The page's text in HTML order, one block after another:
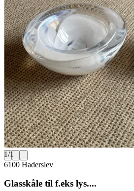
1/1
6100 Haderslev
Glasskåle til f.eks lys....